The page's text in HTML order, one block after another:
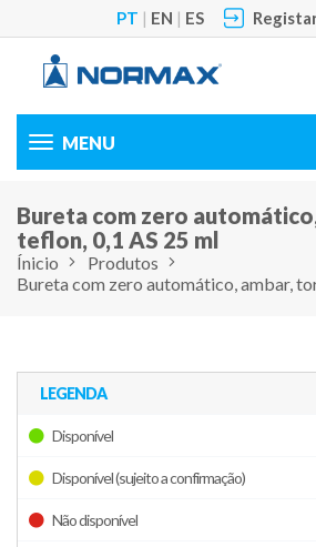
PT | EN | ES
Toggle
Bureta com zero
teflon, 0,1 AS 25 ml
Ínicio
Produtos
Bureta com zero automático, ambar,
LEGENDA
Disponível
Disponível (sujeito a confirmação)
Não disponível